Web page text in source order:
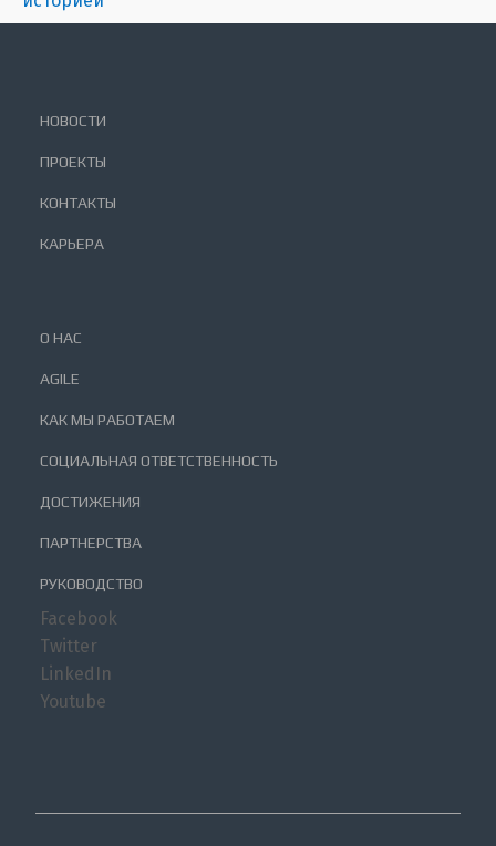
НОВОСТИ
ПРОЕКТЫ
КОНТАКТЫ
КАРЬЕРА
О НАС
AGILE
КАК МЫ РАБОТАЕМ
СОЦИАЛЬНАЯ ОТВЕТСТВЕННОСТЬ
ДОСТИЖЕНИЯ
ПАРТНЕРСТВА
РУКОВОДСТВО
Facebook
Twitter
LinkedIn
Youtube